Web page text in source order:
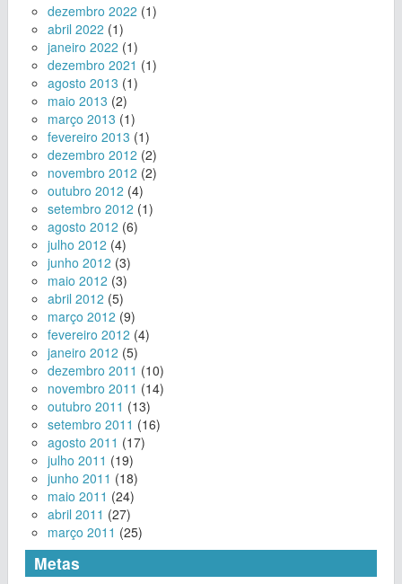
dezembro 2022 (1)
abril 2022 (1)
janeiro 2022 (1)
dezembro 2021 (1)
agosto 2013 (1)
maio 2013 (2)
março 2013 (1)
fevereiro 2013 (1)
dezembro 2012 (2)
novembro 2012 (2)
outubro 2012 (4)
setembro 2012 (1)
agosto 2012 (6)
julho 2012 (4)
junho 2012 (3)
maio 2012 (3)
abril 2012 (5)
março 2012 (9)
fevereiro 2012 (4)
janeiro 2012 (5)
dezembro 2011 (10)
novembro 2011 (14)
outubro 2011 (13)
setembro 2011 (16)
agosto 2011 (17)
julho 2011 (19)
junho 2011 (18)
maio 2011 (24)
abril 2011 (27)
março 2011 (25)
Metas